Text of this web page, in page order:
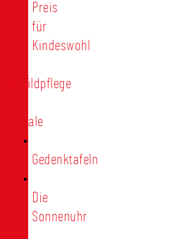
Preis
für
Kindeswohl
Stadtbildpflege
Denkmale
Gedenktafeln
Die
Sonnenuhr